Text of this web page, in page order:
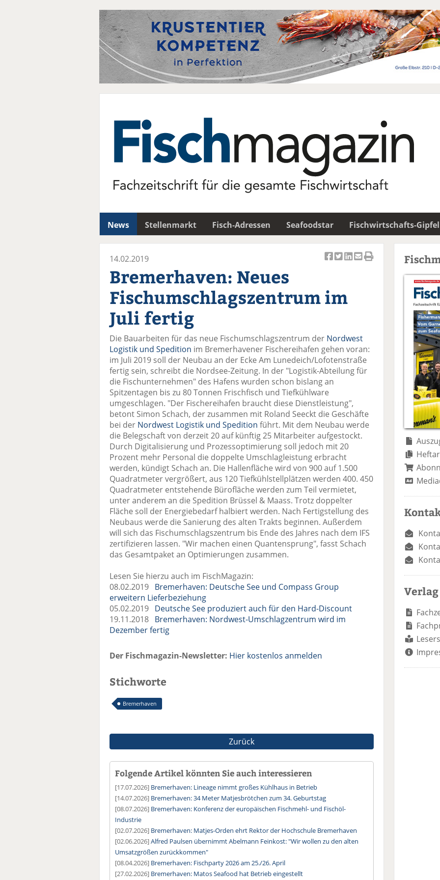
News Stellenmarkt Fisch-Adressen Seafoodstar Fischwirtschafts-Gipfel
k
el
ac
e
b
o
o
k
te
il
e
n
el
er
n
el
Li
n
k
e
di
il
e
n
m
ai
l
v
d
e
n
n
14.02.2019
Bremerhaven: Neues
Fischumschlagszentrum im
Juli fertig
Die Bauarbeiten für das neue Fischumschlagszentrum der Nordwest
Logistik und Spedition im Bremerhavener Fischereihafen gehen voran:
im Juli 2019 soll der Neubau an der Ecke Am Lunedeich/Lofotenstraße
fertig sein, schreibt die Nordsee-Zeitung. In der "Logistik-Abteilung für
die Fischunternehmen" des Hafens wurden schon bislang an
Spitzentagen bis zu 80 Tonnen Frischfisch und Tiefkühlware
umgeschlagen. "Der Fischereihafen braucht diese Dienstleistung",
betont Simon Schach, der zusammen mit Roland Seeckt die Geschäfte
bei der Nordwest Logistik und Spedition führt. Mit dem Neubau werde
die Belegschaft von derzeit 20 auf künftig 25 Mitarbeiter aufgestockt.
Durch Digitalisierung und Prozessoptimierung soll jedoch mit 20
Prozent mehr Personal die doppelte Umschlagleistung erbracht
werden, kündigt Schach an. Die Hallenfläche wird von 900 auf 1.500
Quadratmeter vergrößert, aus 120 Tiefkühlstellplätzen werden 400. 450
Quadratmeter entstehende Bürofläche werden zum Teil vermietet,
unter anderem an die Spedition Brüssel & Maass. Trotz doppelter
Fläche soll der Energiebedarf halbiert werden. Nach Fertigstellung des
Neubaus werde die Sanierung des alten Trakts beginnen. Außerdem
will sich das Fischumschlagszentrum bis Ende des Jahres nach dem IFS
zertifizieren lassen. "Wir machen einen Quantensprung", fasst Schach
das Gesamtpaket an Optimierungen zusammen.
Lesen Sie hierzu auch im FischMagazin:
08.02.2019 Bremerhaven: Deutsche See und Compass Group
erweitern Lieferbeziehung
05.02.2019 Deutsche See produziert auch für den Hard-Discount
19.11.2018 Bremerhaven: Nordwest-Umschlagzentrum wird im
Dezember fertig
Der Fischmagazin-Newsletter: Hier kostenlos anmelden
Stichworte
Bremerhaven
Zurück
Folgende Artikel könnten Sie auch interessieren
[17.07.2026] Bremerhaven: Lineage nimmt großes Kühlhaus in Betrieb
[14.07.2026] Bremerhaven: 34 Meter Matjesbrötchen zum 34. Geburtstag
[08.07.2026] Bremerhaven: Konferenz der europäischen Fischmehl- und Fischöl-
Industrie
[02.07.2026] Bremerhaven: Matjes-Orden ehrt Rektor der Hochschule Bremerhaven
[02.06.2026]Alfred Paulsen übernimmt Abelmann Feinkost: "Wir wollen zu den alten
Umsatzgrößen zurückkommen"
[08.04.2026] Bremerhaven: Fischparty 2026 am 25./26. April
[27.02.2026] Bremerhaven: Matos Seafood hat Betrieb eingestellt
Verlag